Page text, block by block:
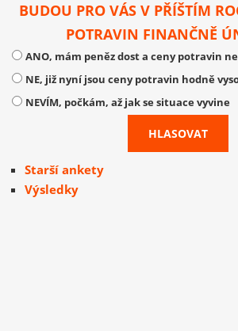
BUDOU PRO VÁS V PŘÍŠTÍM
POTRAVIN FINANČNĚ
ANO, mám peněz dost a ceny potravin
NE, již nyní jsou ceny potravin hodně
NEVÍM, počkám, až jak se situace vyvine
Starší ankety
Výsledky